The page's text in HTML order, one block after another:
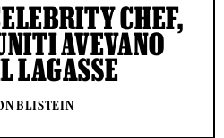
CHEF,
AVEVANO
LAGASSE
BLISTEIN